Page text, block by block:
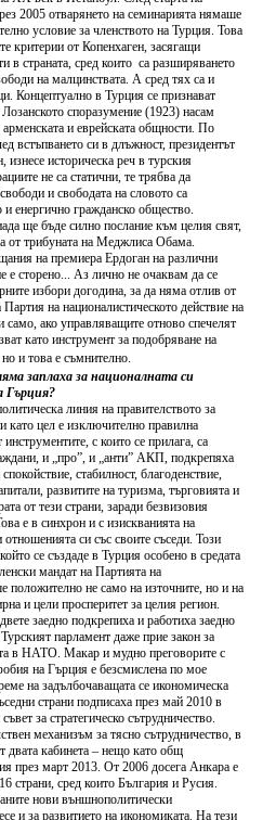
2005 отварянето на семинарията нямаше
условие за членството на Турция. Това
критерии от Копенхаген, засягащи
страната, сред които са разширяването
на малцинствата. А сред тях са и
Концептуално в Турция се признават
споразумение (1923) насам
и еврейската общности. По
встъпването си в длъжност, президентът
историческа реч в турския
не са статични, те трябва да
и свободата на словото са
енергично гражданско общество.
ще бъде силно послание към целия свят,
от трибуната на Меджлиса Обама.
на премиера Ердоган на различни
сторено... Аз лично не очаквам да се
избори догодина, за да няма отлив от
на националистическото действие на
ако управляващите отново спечелят
като инструмент за подобряване на
и това е съмнително.
заплаха за националната си
Гърция?
линия на правителството за
като цел е изключително правилна
с които се прилага, са
и „про”, и „анти” АКП, подкрепяха
стабилност, благоденствие,
развитите на туризма, търговията и
от тези страни, заради безвизовия
е в синхрон и с изискванията на
си със своите съседи. Този
се създаде в Турция особено в средата
мандат на Партията на
положително не само на източните, но и на
и цели просперитет за целия регион.
заедно подкрепиха и работиха заедно
парламент даже прие закон за
в НАТО. Макар и мудно преговорите с
на Гърция е безсмислена по мое
на задълбочаващата се икономическа
страни подписаха през май 2010 в
за стратегическо сътрудничество.
механизъм за тясно сътрудничество, в
двата кабинета – нещо като общ
през март 2013. От 2006 досега Анкара е
страни, сред които България и Русия.
нови външнополитически
и за развитието на икономиката. На тези